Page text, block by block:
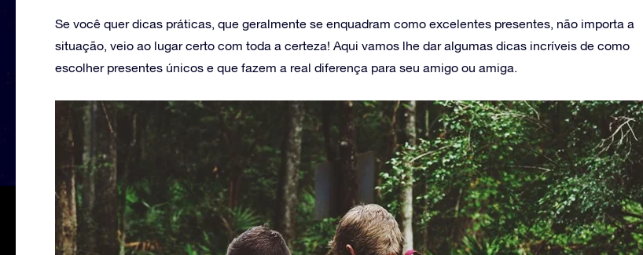
Se você quer dicas práticas, que geralmente se enquadram como excelentes presentes, não importa a
situação, veio ao lugar certo com toda a certeza! Aqui vamos lhe dar algumas dicas incríveis de como
escolher presentes únicos e que fazem a real diferença para seu amigo ou amiga.